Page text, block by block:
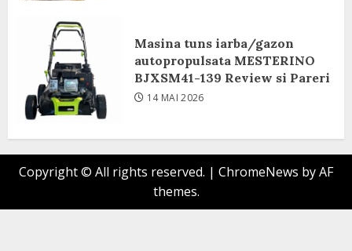
8 IUNIE 2026
Masina tuns iarba/gazon
autopropulsata MESTERINO
BJXSM41-139 Review si Pareri
14 MAI 2026
Copyright © All rights reserved. | ChromeNews by AF
themes.